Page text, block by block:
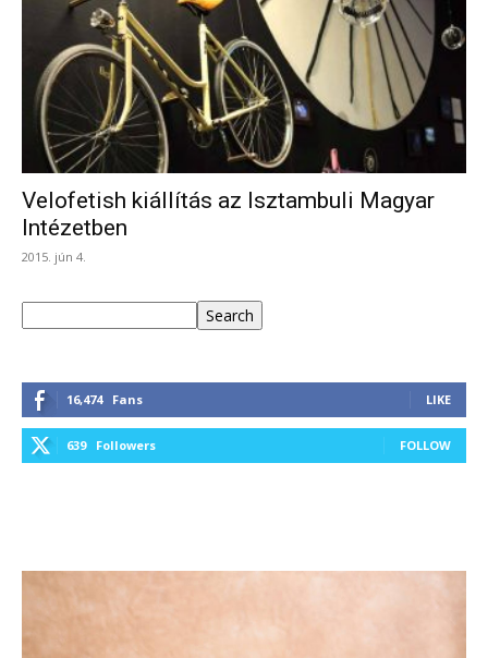
Velofetish kiállítás az Isztambuli Magyar
Intézetben
2015. jún 4.
Search
16,474 Fans LIKE
639 Followers FOLLOW